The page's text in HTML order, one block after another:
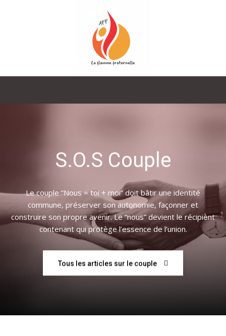
Fraternelle
–
S.O.S Couple
Le couple “Nous = toi + moi” doit bâtir une identité
commune, préserver son autonomie, façonner et
construire son propre avenir. Le “nous” devient le récipient
contenant qui protège l’essence de l’union.
Tous les articles sur le couple